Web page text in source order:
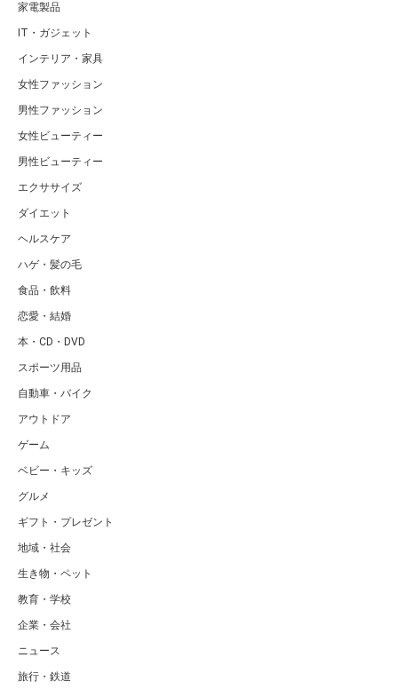
家電製品
IT・ガジェット
インテリア・家具
女性ファッション
男性ファッション
女性ビューティー
男性ビューティー
エクササイズ
ダイエット
ヘルスケア
ハゲ・髪の毛
食品・飲料
恋愛・結婚
本・CD・DVD
スポーツ用品
自動車・バイク
アウトドア
ゲーム
ベビー・キッズ
グルメ
ギフト・プレゼント
地域・社会
生き物・ペット
教育・学校
企業・会社
ニュース
旅行・鉄道